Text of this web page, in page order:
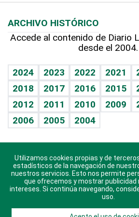
Hablando con el pediatra
Vida y familia
Eñe
Celebrando la vida
Sin complejos
En pocas palabras
Escuchando al corazón
Economía Personal
Línea de hit
TBT Deportivo
Más firmas
Hecho en casa
Guía del dinero
Cumpleaños
Horóscopos
Crucigramas
ARCHIVO HISTÓRICO
Accede al contenido de Diario
desde el 2004.
2024 2023 2022 2021
2018
2017 2016 2015
2012
2011 2010 2009
2006
2005 2004
Descarga nuestras aplicaciones
sistema Huawei.
Utilizamos cookies propias y de
estadísticos de la navegación de
nuestros servicios. Esto nos permite
que ofrecemos y mostrar publicidad
intereses. Si continúa navegando,
uso.